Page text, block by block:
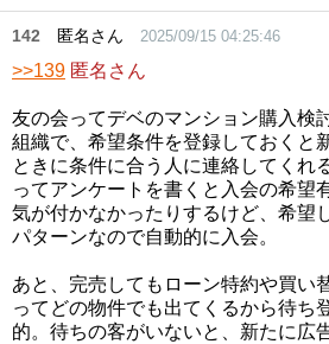
142 匿名さん 2025/09/15 04:25:46
>>139 匿名さん
友の会ってデベのマンション購入検
組織で、希望条件を登録しておくと
ときに条件に合う人に連絡してくれ
ってアンケートを書くと入会の希望
気が付かなかったりするけど、希望
パターンなので自動的に入会。
あと、完売してもローン特約や買い
ってどの物件でも出てくるから待ち
的。待ちの客がいないと、新たに広